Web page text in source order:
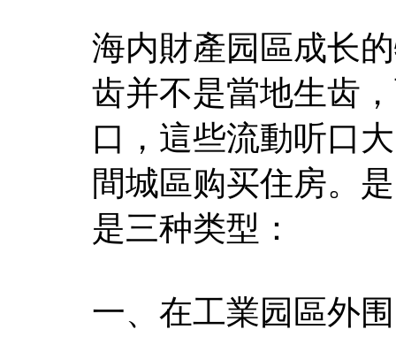
海内財產园區成长
齿并不是當地生齿
口，這些流動听口
間城區购买住房。
是三种类型：
一、在工業园區外